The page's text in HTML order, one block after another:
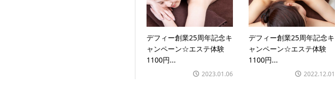
デフィー創業25周年記念キ
ャンペーン☆エステ体験
1100円...
2023.01.06
デフィー創業25周年記念キ
ャンペーン☆エステ体験
1100円...
2022.12.01